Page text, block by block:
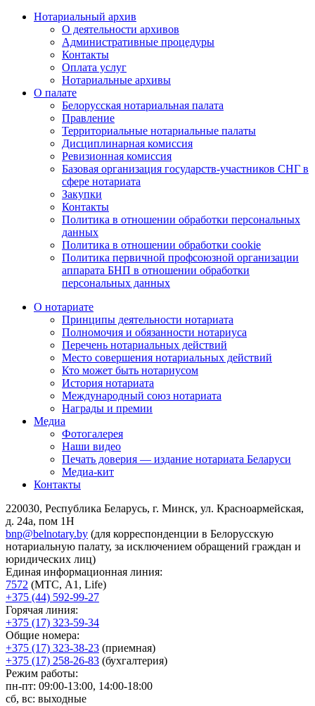
Нотариальный архив
О деятельности архивов
Административные процедуры
Контакты
Оплата услуг
Нотариальные архивы
О палате
Белорусская нотариальная палата
Правление
Территориальные нотариальные палаты
Дисциплинарная комиссия
Ревизионная комиссия
Базовая организация государств-участников СНГ в
сфере нотариата
Закупки
Контакты
Политика в отношении обработки персональных
данных
Политика в отношении обработки cookie
Политика первичной профсоюзной организации
аппарата БНП в отношении обработки
персональных данных
О нотариате
Принципы деятельности нотариата
Полномочия и обязанности нотариуса
Перечень нотариальных действий
Место совершения нотариальных действий
Кто может быть нотариусом
История нотариата
Международный союз нотариата
Награды и премии
Медиа
Фотогалерея
Наши видео
Печать доверия — издание нотариата Беларуси
Медиа-кит
Контакты
220030, Республика Беларусь, г. Минск, ул. Красноармейская,
д. 24а, пом 1Н
bnp@belnotary.by (для корреспонденции в Белорусскую
нотариальную палату, за исключением обращений граждан и
юридических лиц)
Единая информационная линия:
7572 (МТС, A1, Life)
+375 (44) 592-99-27
Горячая линия:
+375 (17) 323-59-34
Общие номера:
+375 (17) 323-38-23 (приемная)
+375 (17) 258-26-83 (бухгалтерия)
Режим работы:
пн-пт: 09:00-13:00, 14:00-18:00
сб, вс: выходные